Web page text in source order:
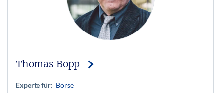
Thomas Bopp
Experte für: Börse